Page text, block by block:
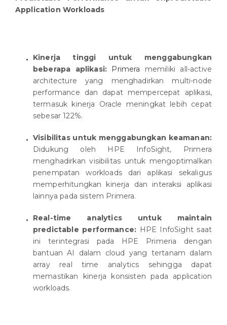
Application Workloads
Kinerja tinggi untuk menggabungkan
beberapa aplikasi: Primera memiliki all-active
architecture yang menghadirkan multi-node
performance dan dapat mempercepat aplikasi,
termasuk kinerja Oracle meningkat lebih cepat
sebesar 122%.
Visibilitas untuk menggabungkan keamanan:
Didukung oleh HPE InfoSight, Primera
menghadirkan visibilitas untuk mengoptimalkan
penempatan workloads dari aplikasi sekaligus
memperhitungkan kinerja dan interaksi aplikasi
lainnya pada sistem Primera.
Real-time analytics untuk maintain
predictable performance: HPE InfoSight saat
ini terintegrasi pada HPE Primeria dengan
bantuan AI dalam cloud yang tertanam dalam
array real time analytics sehingga dapat
memastikan kinerja konsisten pada application
workloads.